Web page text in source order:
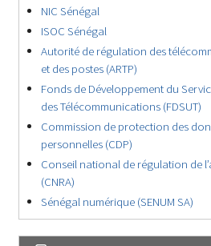
NIC Sénégal
ISOC Sénégal
Autorité de régulation des
et des postes (ARTP)
Fonds de Développement du
des Télécommunications (FDSUT)
Commission de protection des
personnelles (CDP)
Conseil national de régulation de
(CNRA)
Sénégal numérique (SENUM SA)